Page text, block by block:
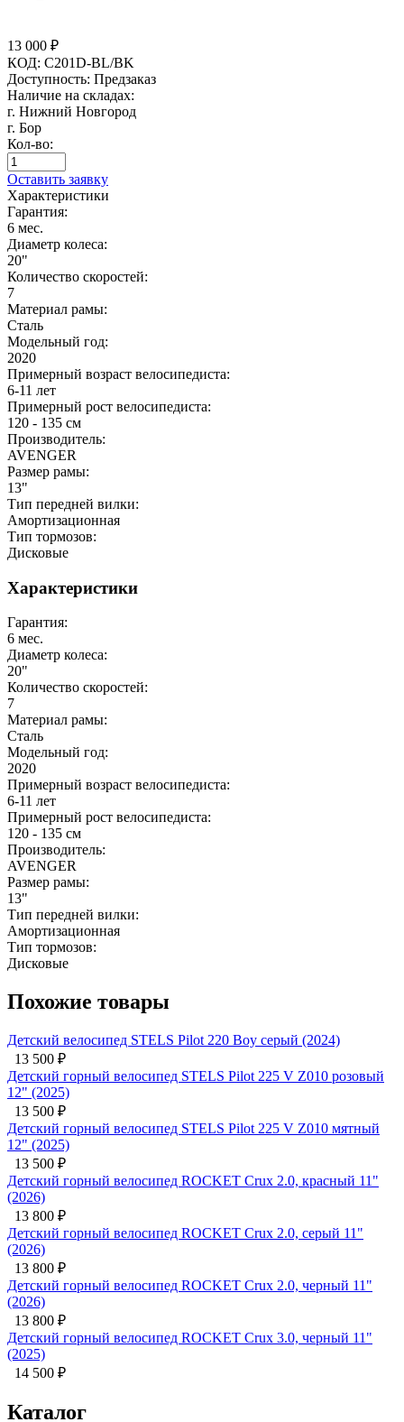
13 000 ₽
КОД: C201D-BL/BK
Доступность: Предзаказ
Наличие на складах:
г. Нижний Новгород
г. Бор
Кол-во:
Оставить заявку
Характеристики
Гарантия:
6 мес.
Диаметр колеса:
20"
Количество скоростей:
7
Материал рамы:
Сталь
Модельный год:
2020
Примерный возраст велосипедиста:
6-11 лет
Примерный рост велосипедиста:
120 - 135 см
Производитель:
AVENGER
Размер рамы:
13"
Тип передней вилки:
Амортизационная
Тип тормозов:
Дисковые
Характеристики
Гарантия:
6 мес.
Диаметр колеса:
20"
Количество скоростей:
7
Материал рамы:
Сталь
Модельный год:
2020
Примерный возраст велосипедиста:
6-11 лет
Примерный рост велосипедиста:
120 - 135 см
Производитель:
AVENGER
Размер рамы:
13"
Тип передней вилки:
Амортизационная
Тип тормозов:
Дисковые
Похожие товары
Детский велосипед STELS Pilot 220 Boy серый (2024)
13 500 ₽
Детский горный велосипед STELS Pilot 225 V Z010 розовый
12" (2025)
13 500 ₽
Детский горный велосипед STELS Pilot 225 V Z010 мятный
12" (2025)
13 500 ₽
Детский горный велосипед ROCKET Crux 2.0, красный 11"
(2026)
13 800 ₽
Детский горный велосипед ROCKET Crux 2.0, серый 11"
(2026)
13 800 ₽
Детский горный велосипед ROCKET Crux 2.0, черный 11"
(2026)
13 800 ₽
Детский горный велосипед ROCKET Crux 3.0, черный 11"
(2025)
14 500 ₽
Каталог